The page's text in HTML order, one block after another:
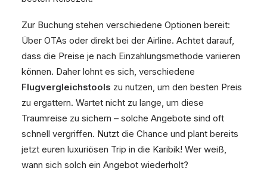
Zur Buchung stehen verschiedene Optionen bereit:
Über OTAs oder direkt bei der Airline. Achtet darauf,
dass die Preise je nach Einzahlungsmethode variieren
können. Daher lohnt es sich, verschiedene
Flugvergleichstools zu nutzen, um den besten Preis
zu ergattern. Wartet nicht zu lange, um diese
Traumreise zu sichern – solche Angebote sind oft
schnell vergriffen. Nutzt die Chance und plant bereits
jetzt euren luxuriösen Trip in die Karibik! Wer weiß,
wann sich solch ein Angebot wiederholt?